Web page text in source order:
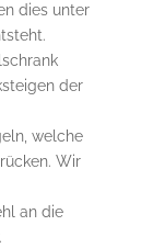
dies unter
der
welche
Wir
an die